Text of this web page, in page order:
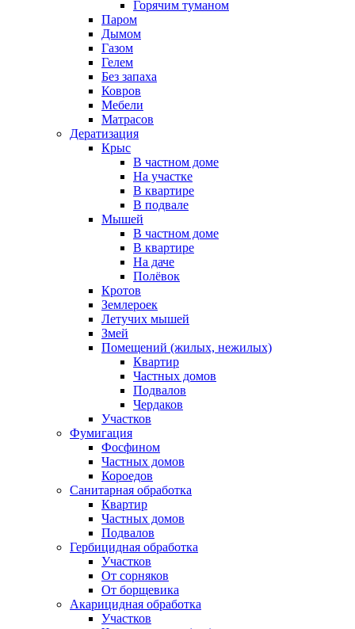
Горячим туманом
Паром
Дымом
Газом
Гелем
Без запаха
Ковров
Мебели
Матрасов
Дератизация
Крыс
В частном доме
На участке
В квартире
В подвале
Мышей
В частном доме
В квартире
На даче
Полёвок
Кротов
Землероек
Летучих мышей
Змей
Помещений (жилых, нежилых)
Квартир
Частных домов
Подвалов
Чердаков
Участков
Фумигация
Фосфином
Частных домов
Короедов
Санитарная обработка
Квартир
Частных домов
Подвалов
Гербицидная обработка
Участков
От сорняков
От борщевика
Акарицидная обработка
Участков